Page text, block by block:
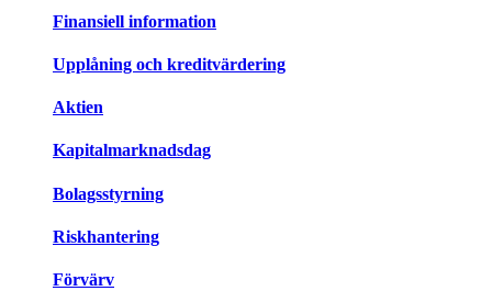
Finansiell information
Upplåning och kreditvärdering
Aktien
Kapitalmarknadsdag
Bolagsstyrning
Riskhantering
Förvärv